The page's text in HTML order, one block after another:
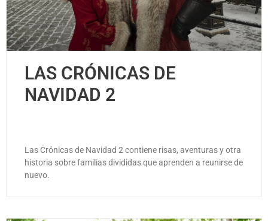
LAS CRÓNICAS DE
NAVIDAD 2
Las Crónicas de Navidad 2 contiene risas, aventuras y otra
historia sobre familias divididas que aprenden a reunirse de
nuevo.